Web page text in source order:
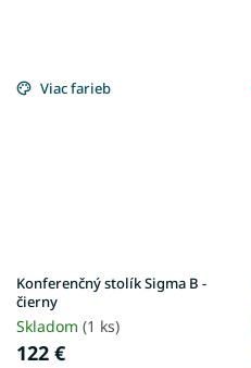
Viac farieb
Konferenčný stolík Sigma B -
čierny
Skladom (1 ks)
122 €